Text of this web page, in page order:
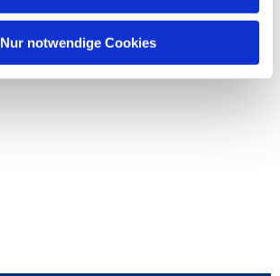
Nur notwendige Cookies